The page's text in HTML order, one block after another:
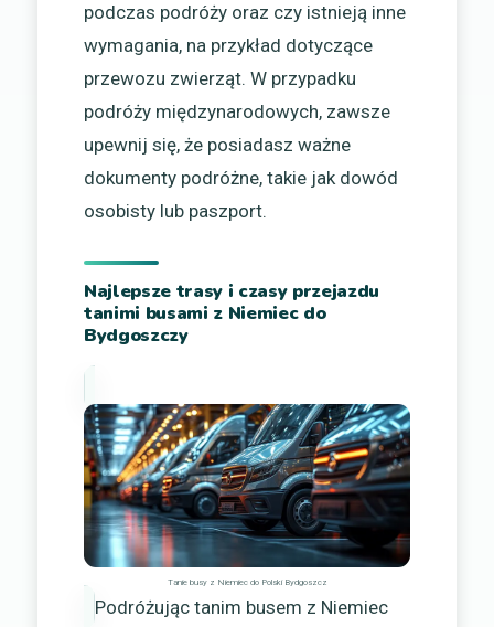
podczas podróży oraz czy istnieją inne
wymagania, na przykład dotyczące
przewozu zwierząt. W przypadku
podróży międzynarodowych, zawsze
upewnij się, że posiadasz ważne
dokumenty podróżne, takie jak dowód
osobisty lub paszport.
Najlepsze trasy i czasy przejazdu
tanimi busami z Niemiec do
Bydgoszczy
Tanie busy z Niemiec do Polski Bydgoszcz
Podróżując tanim busem z Niemiec